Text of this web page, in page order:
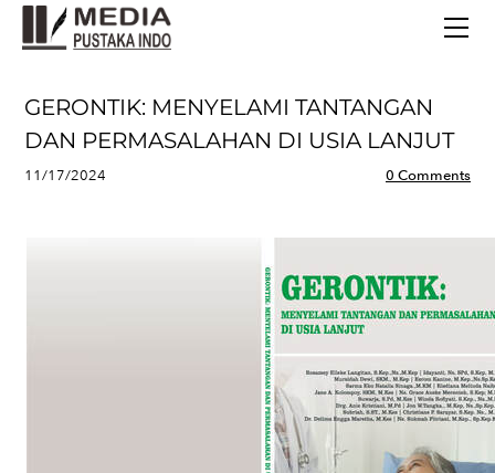
GERONTIK: MENYELAMI TANTANGAN
DAN PERMASALAHAN DI USIA LANJUT
11/17/2024 0 Comments